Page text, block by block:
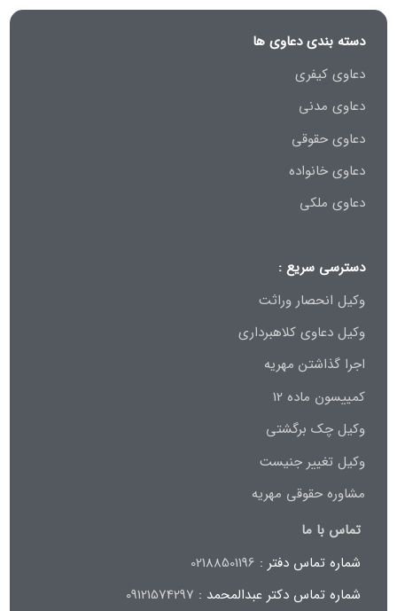
دسته بندی دعاوی ها
دعاوی کیفری
دعاوی مدنی
دعاوی حقوقی
دعاوی خانواده
دعاوی ملکی
دسترسی سریع :
وکیل انحصار وراثت
وکیل دعاوی کلاهبرداری
اجرا گذاشتن مهریه
کمییسون ماده 12
وکیل چک برگشتی
وکیل تغییر جنیست
مشاوره حقوقی مهریه
تماس با ما
شماره تماس دفتر : 02188501196
شماره تماس دکتر عبدالمحمد : 09121574297